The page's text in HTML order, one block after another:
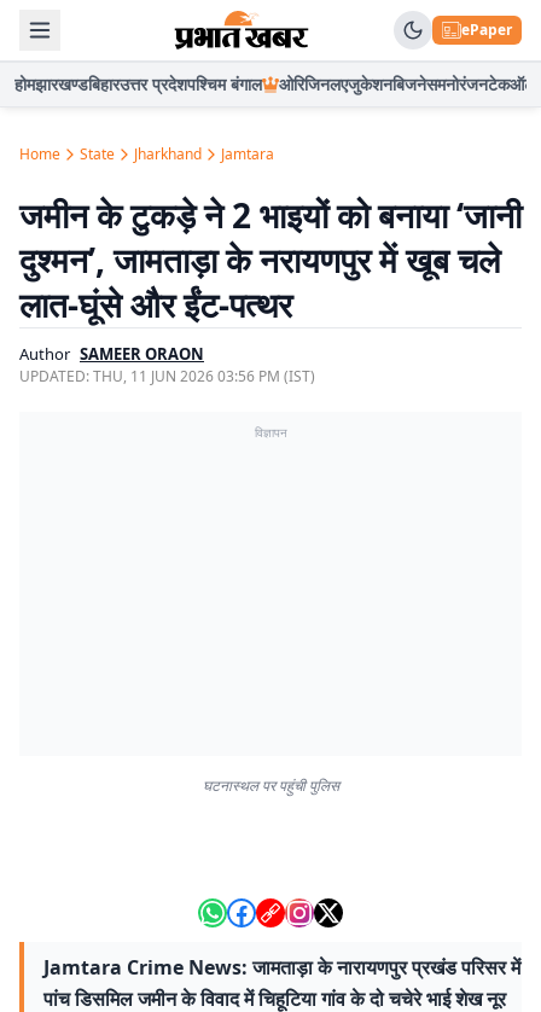
ePaper
होमझारखण्डबिहारउत्तर प्रदेशपश्चिम बंगाल ओरिजिनलएजुकेशनबिजनेसमनोरंजनटेकऑटो
Home State Jharkhand Jamtara
जमीन के टुकड़े ने 2 भाइयों को बनाया ‘जानी
दुश्मन’, जामताड़ा के नरायणपुर में खूब चले
लात-घूंसे और ईंट-पत्थर
Author SAMEER ORAON
UPDATED:THU, 11 JUN 2026 03:56 PM (IST)
विज्ञापन
घटनास्थल पर पहुंची पुलिस
Jamtara Crime News: जामताड़ा के नारायणपुर प्रखंड परिसर में
पांच डिसमिल जमीन के विवाद में चिहूटिया गांव के दो चचेरे भाई शेख नूर